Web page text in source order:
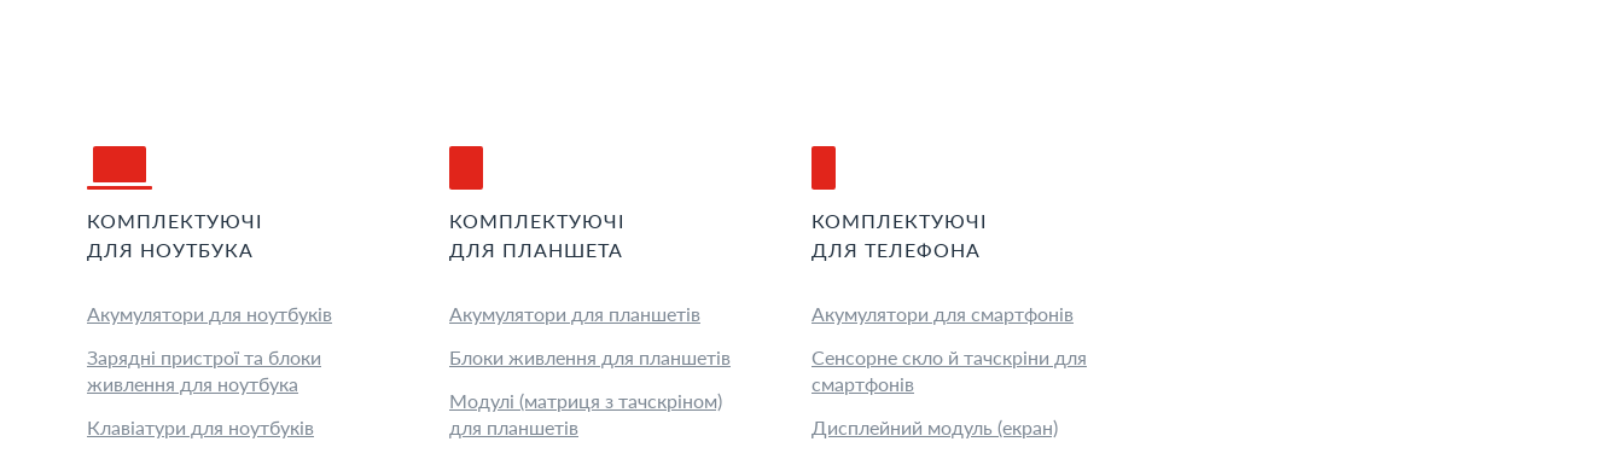
КОМПЛЕКТУЮЧІ
ДЛЯ НОУТБУКА
Акумулятори для ноутбуків
Зарядні пристрої та блоки
живлення для ноутбука
Клавіатури для ноутбуків
КОМПЛЕКТУЮЧІ
ДЛЯ ПЛАНШЕТА
Акумулятори для планшетів
Блоки живлення для планшетів
Модулі (матриця з тачскріном)
для планшетів
КОМПЛЕКТУЮЧІ
ДЛЯ ТЕЛЕФОНА
Акумулятори для смартфонів
Сенсорне скло й тачскріни для
смартфонів
Дисплейний модуль (екран)